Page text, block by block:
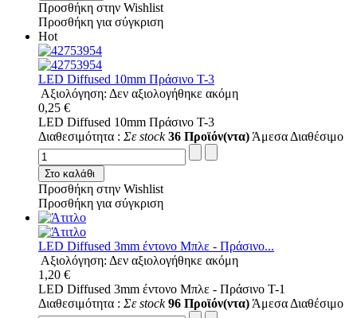
Προσθήκη στην Wishlist
Προσθήκη για σύγκριση
Hot
LED Diffused 10mm Πράσινο T-3
Αξιολόγηση: Δεν αξιολογήθηκε ακόμη
0,25 €
LED Diffused 10mm Πράσινο T-3
Διαθεσιμότητα : Σε stock 36 Προϊόν(ντα) Άμεσα Διαθέσιμο
Στο καλάθι
Προσθήκη στην Wishlist
Προσθήκη για σύγκριση
LED Diffused 3mm έντονο Μπλε - Πράσινο...
Αξιολόγηση: Δεν αξιολογήθηκε ακόμη
1,20 €
LED Diffused 3mm έντονο Μπλε - Πράσινο T-1
Διαθεσιμότητα : Σε stock 96 Προϊόν(ντα) Άμεσα Διαθέσιμο